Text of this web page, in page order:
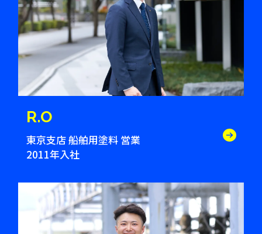
R.O
東京支店 船舶用塗料 営業
2011年入社